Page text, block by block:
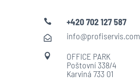
 +420 702 127 587
 info@profiservis.com

OFFICE PARK
Poštovní 338/4
Karviná 733 01